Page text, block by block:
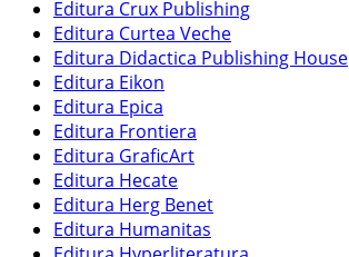
Editura Crux Publishing
Editura Curtea Veche
Editura Didactica Publishing House
Editura Eikon
Editura Epica
Editura Frontiera
Editura GraficArt
Editura Hecate
Editura Herg Benet
Editura Humanitas